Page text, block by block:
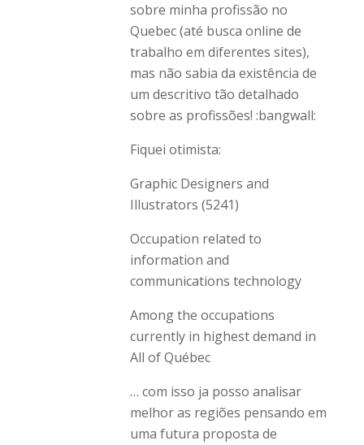
sobre minha profissão no
Quebec (até busca online de
trabalho em diferentes sites),
mas não sabia da existência de
um descritivo tão detalhado
sobre as profissões! :bangwall:
Fiquei otimista:
Graphic Designers and
Illustrators (5241)
Occupation related to
information and
communications technology
Among the occupations
currently in highest demand in
All of Québec
… com isso ja posso analisar
melhor as regiões pensando em
uma futura proposta de